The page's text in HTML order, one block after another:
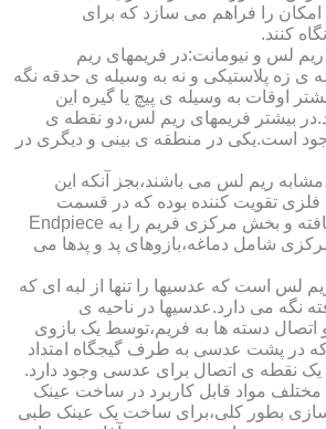
امکان را فراهم می سازد که برای
کنند.
لس و نیومانت:در فریمهای ریم
ی زه پلاستیکی و نه به وسیله ی حدقه نگه
اوقات به وسیله ی پیچ یا گیره این
بیشتر فریمهای ریم لس،دو نقطه ی
است.یکی در منطقه ی بینی و دیگری در
ریم لس می باشند،بجز آنکه این
فلزی تقویت کننده بوده که در قسمت
فوقانی عدسی،امتداد یافته و بخش مرکزی فریم را به Endpiece
شامل دماغه،بازوهای پد و پدها می
لس است که عدسیها را تنها از لبه ای که
نگه می دارد.عدسیها در ناحیه ی
و اتصال دسته ها به فریم،توسط یک بازوی
در پشت عدسی به طرف گیجگاه امتداد
یک نقطه ی اتصال برای عدسی وجود دارد.
مختلف مواد قابل کاربرد در ساخت عینک
بطور کلی،برای ساخت یک عینک طبی